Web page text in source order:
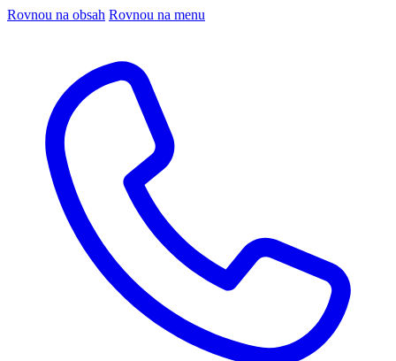
Rovnou na obsah Rovnou na menu